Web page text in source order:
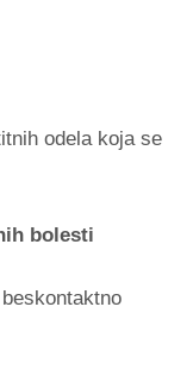
odela koja se
bolesti